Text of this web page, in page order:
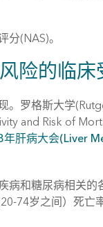
(NAS)。
险的临床
罗格斯大学
and Risk of
肝病大会(Liver
病和糖尿病相关的
74岁之间）死亡